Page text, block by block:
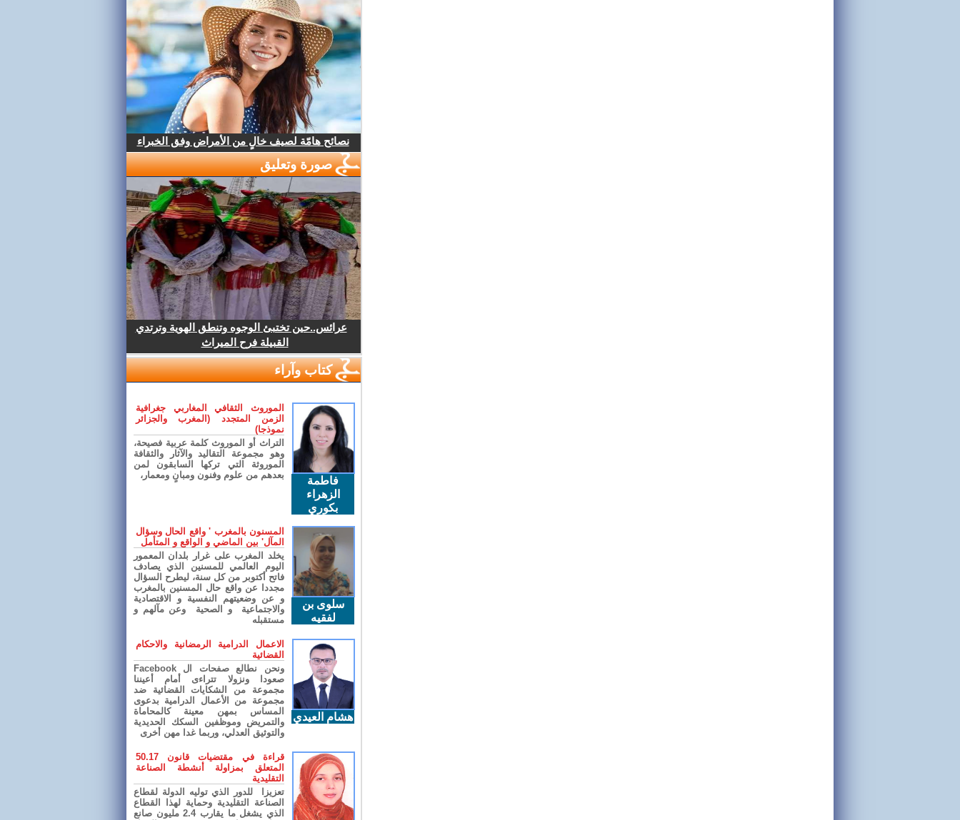
نصائح هامّة لصيف خالٍ من الأمراض وفق الخبراء
صورة وتعليق
عرائس..حين تختبئ الوجوه وتنطق الهوية وترتدي
القبيلة فرح الميراث
كتاب وآراء
فاطمة
الزهراء
بكوري
الموروث الثقافي المغاربي جغرافية
الزمن المتجدد (المغرب والجزائر
نموذجا)
التراث أو الموروث كلمة عربية فصيحة،
وهو مجموعة التقاليد والآثار والثقافة
الموروثة التي تركها السابقون لمن
بعدهم من علوم وفنون ومبانٍ ومعمار،
سلوى بن
لفقيه
المسنون بالمغرب ' واقع الحال وسؤال
المآل' بين الماضي و الواقع و المتأمل
يخلد المغرب على غرار بلدان المعمور
اليوم العالمي للمسنين الذي يصادف
فاتح أكتوبر من كل سنة، ليطرح السؤال
مجددا عن واقع حال المسنين بالمغرب
و عن وضعيتهم النفسية و الاقتصادية
والاجتماعية و الصحية وعن مآلهم و
مستقبله
هشام العيدي
الاعمال الدرامية الرمضانية والاحكام
القضائية
ونحن نطالع صفحات ال Facebook
صعودا ونزولا تتراءى أمام أعيننا
مجموعة من الشكايات القضائية ضد
مجموعة من الأعمال الدرامية بدعوى
المساس بمهن معينة كالمحاماة
والتمريض وموظفين السكك الحديدية
والتوثيق العدلي، وربما غدا مهن أخرى
قراءة في مقتضيات قانون 50.17
المتعلق بمزاولة أنشطة الصناعة
التقليدية
تعزيزا للدور الذي توليه الدولة لقطاع
الصناعة التقليدية وحماية لهذا القطاع
الذي يشغل ما يقارب 2.4 مليون صانع